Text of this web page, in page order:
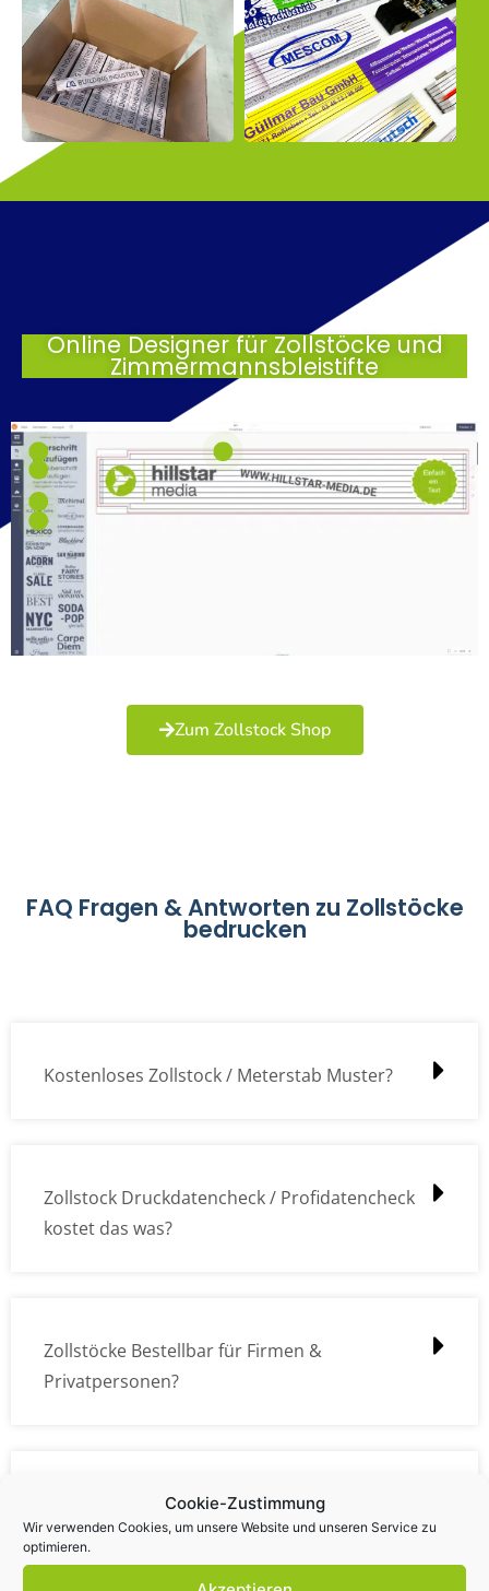
Cookie-Zustimmung
Wir verwenden Cookies, um unsere Website und unseren Service zu
optimieren.
Online Designer für Zollstöcke und
Zimmermannsbleistifte
Zum Zollstock Shop
FAQ Fragen & Antworten zu Zollstöcke
bedrucken
Kostenloses Zollstock / Meterstab Muster?
Zollstock Druckdatencheck / Profidatencheck
kostet das was?
Zollstöcke Bestellbar für Firmen &
Privatpersonen?
Wie kann ich die Daten (z.B. Logos und Texte)
übermitteln?